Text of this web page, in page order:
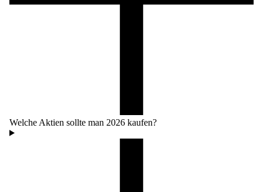
Welche Aktien sollte man 2026 kaufen?